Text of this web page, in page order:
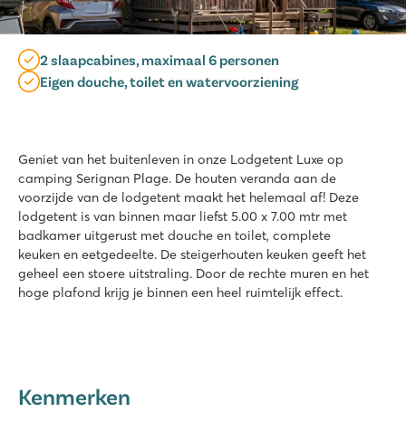
2 slaapcabines, maximaal 6 personen
Eigen douche, toilet en watervoorziening
Geniet van het buitenleven in onze Lodgetent Luxe op
camping Serignan Plage. De houten veranda aan de
voorzijde van de lodgetent maakt het helemaal af! Deze
lodgetent is van binnen maar liefst 5.00 x 7.00 mtr met
badkamer uitgerust met douche en toilet, complete
keuken en eetgedeelte. De steigerhouten keuken geeft het
geheel een stoere uitstraling. Door de rechte muren en het
hoge plafond krijg je binnen een heel ruimtelijk effect.
Kenmerken